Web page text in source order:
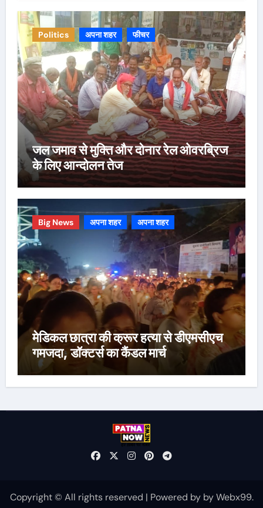
Politics अपना शहर फीचर
जल जमाव से मुक्ति और दोनार रेल ओवरब्रिज
के लिए आन्दोलन तेज
Big News अपना शहर अपना शहर
मेडिकल छात्रा की क्रूर हत्या से डीएमसीएच
गमजदा, डॉक्टर्स का कैंडल मार्च
Copyright © All rights reserved | Powered by byWebx99.